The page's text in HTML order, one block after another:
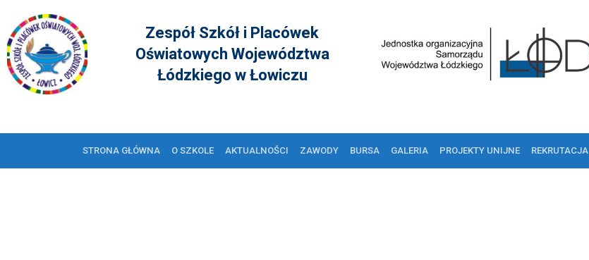
Zespół Szkół i Placówek
Oświatowych Województwa
Łódzkiego w Łowiczu
STRONA GŁÓWNA O SZKOLE AKTUALNOŚCI ZAWODY BURSA GALERIA PROJEKTY UNIJNE REKRUTACJA